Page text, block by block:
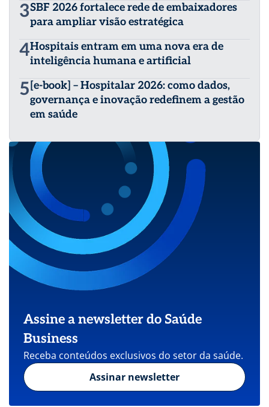
3SBF 2026 fortalece rede de embaixadores
para ampliar visão estratégica
4Hospitais entram em uma nova era de
inteligência humana e artificial
5 [e-book] – Hospitalar 2026: como dados,
governança e inovação redefinem a gestão
em saúde
Assine a newsletter do Saúde
Business
Receba conteúdos exclusivos do setor da saúde.
Assinar newsletter